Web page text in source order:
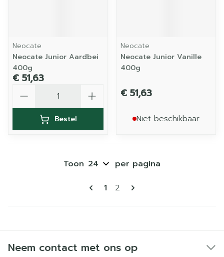
Neocate
Neocate Junior Aardbei
400g
€ 51,63
Bestel
Neocate
Neocate Junior Vanille
400g
€ 51,63
Niet beschikbaar
Pagina's
U lees momenteel pagina
1 Pagina
2
Toon per pagina
Neem contact met ons op